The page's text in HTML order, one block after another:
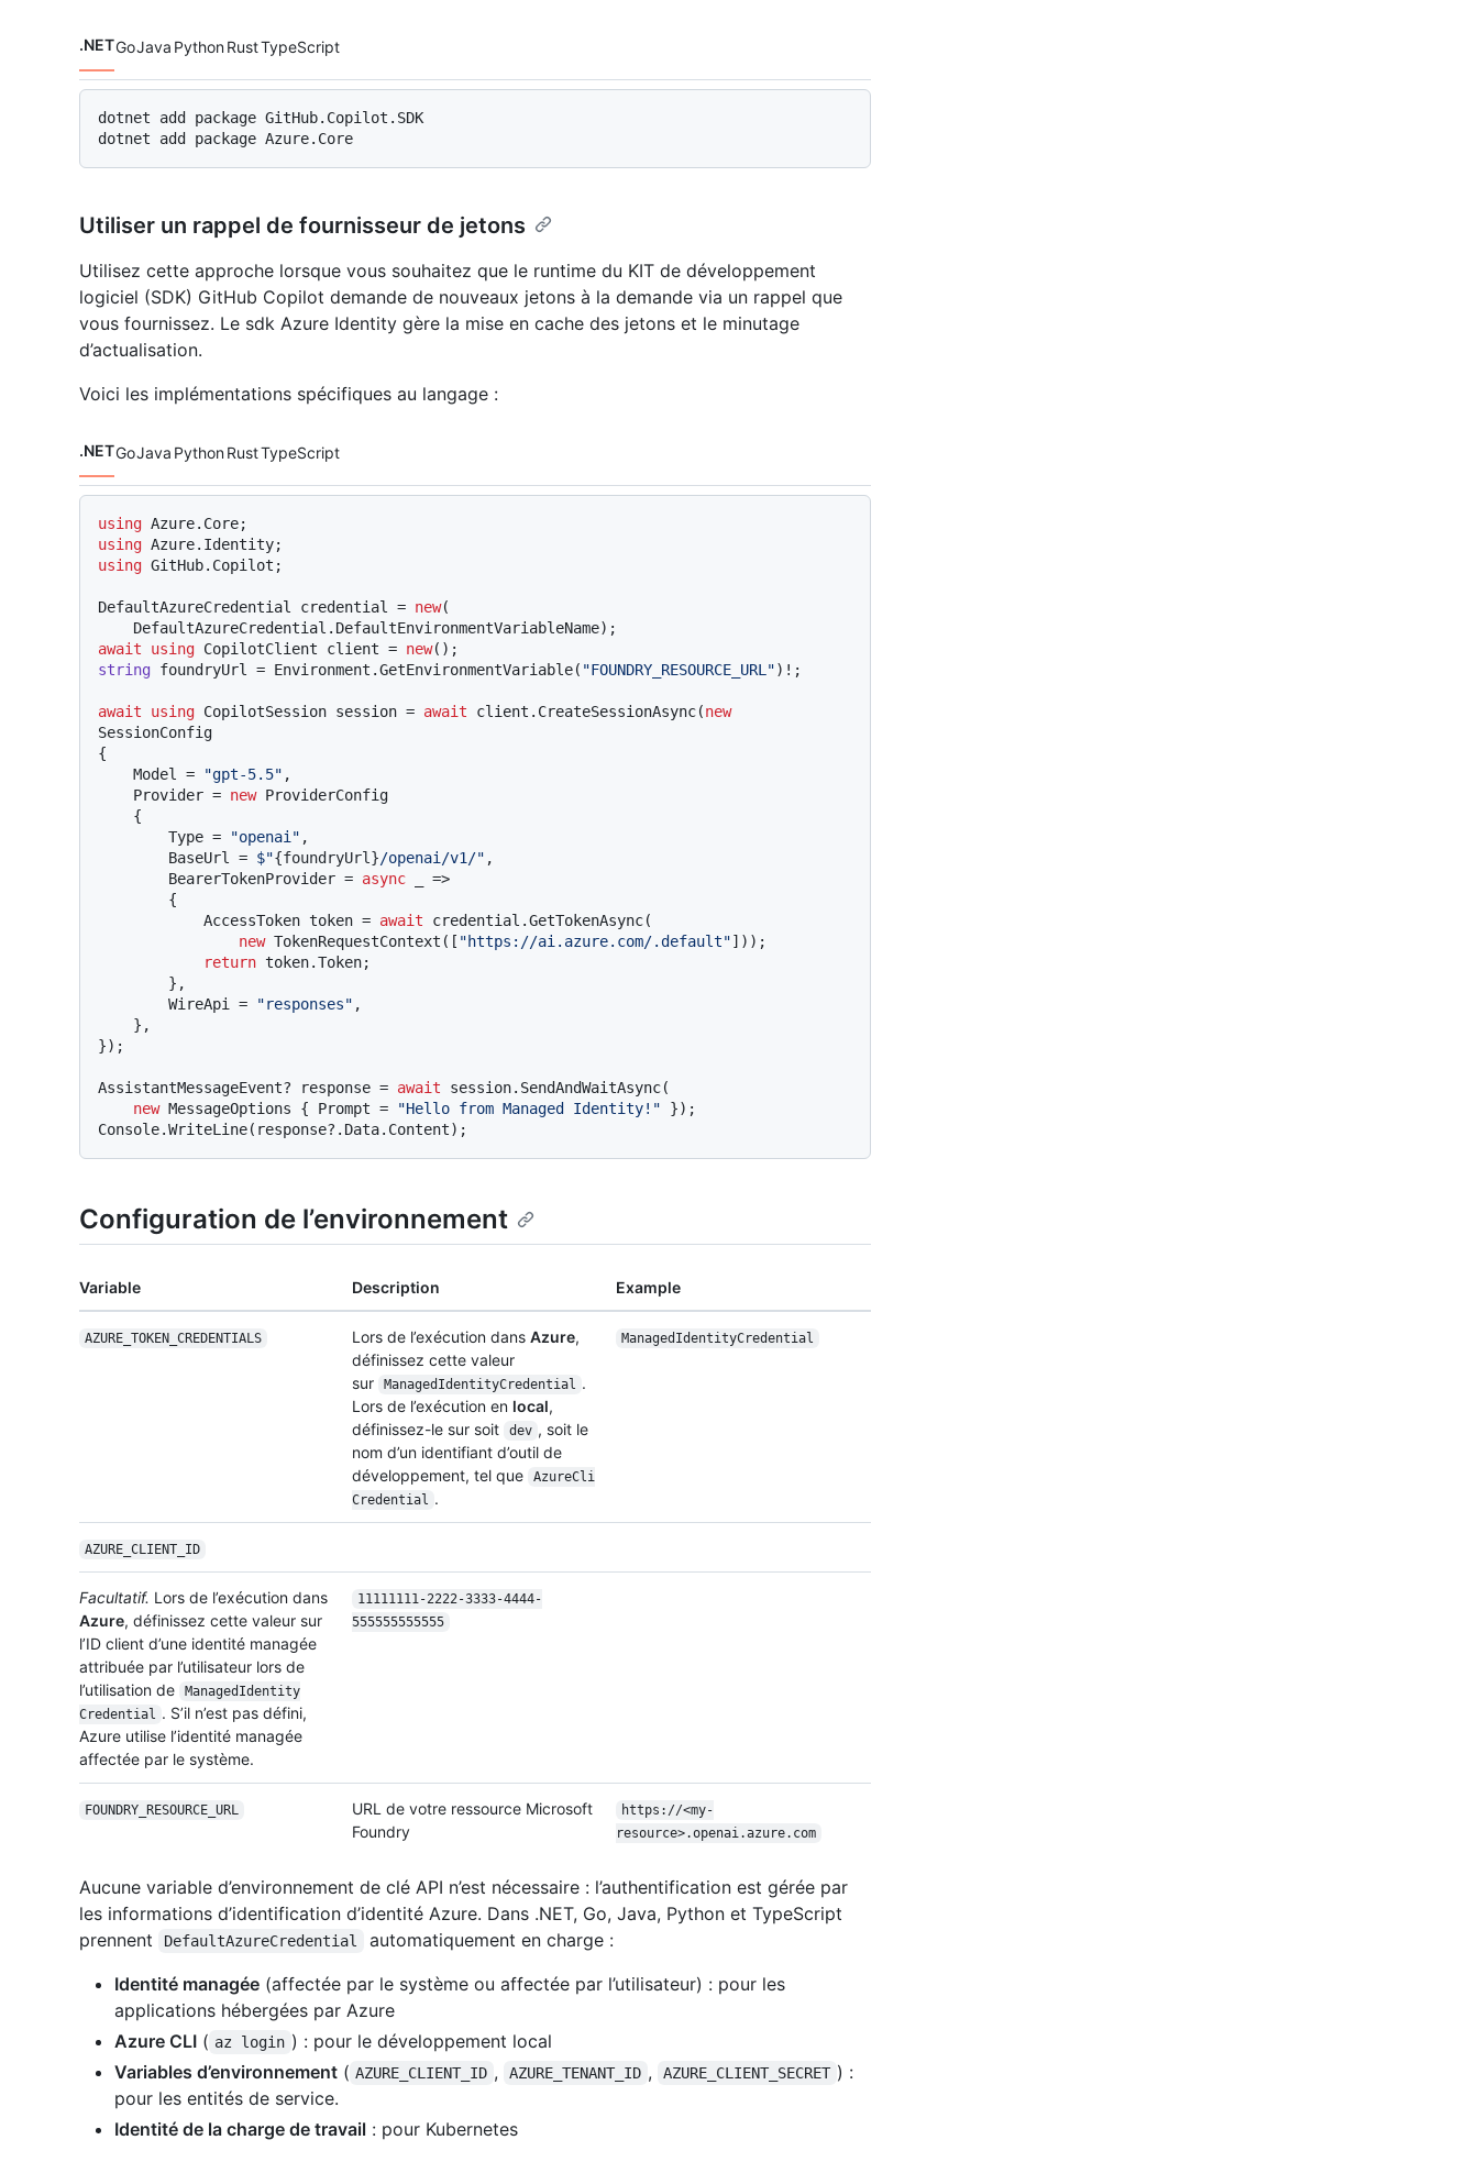
Langages de code navigation
.NETGoJava Python RustTypeScript
dotnet add package GitHub.Copilot.SDK
Utiliser un rappel de fournisseur de jetons
Utilisez cette approche lorsque vous souhaitez que le runtime du KIT de développement
logiciel (SDK) GitHub Copilot demande de nouveaux jetons à la demande via un rappel que
vous fournissez. Le sdk Azure Identity gère la mise en cache des jetons et le minutage
d’actualisation.
Voici les implémentations spécifiques au langage :
Langages de code navigation
.NETGoJava Python RustTypeScript
using
using
using GitHub.Copilot;
DefaultAzureCredential credential = new(
await
using CopilotClient client = new
string foundryUrl = Environment.GetEnvironmentVariable( "FOUNDRY_RESOURCE_URL")!;
await using CopilotSession session = await client.CreateSessionAsync(new
SessionConfig
{
    Model =
"gpt-5.5" ,
    Provider =
new ProviderConfig
        Type =
"openai" ,
        BaseUrl =
$"{foundryUrl}/openai/v1/" ,
        BearerTokenProvider =
async _ =>
            AccessToken token =
await credential.GetTokenAsync(
new TokenRequestContext([ "https://ai.azure.com/.default"]));
return token.Token;
        WireApi =
"responses" ,
});
AssistantMessageEvent? response = await session.SendAndWaitAsync(
new MessageOptions { Prompt = "Hello from Managed Identity!" });
Configuration de l’environnement
Variable Description Example
AZURE_TOKEN_CREDENTIALS Lors de l’exécution dans Azure,
définissez cette valeur
sur
Managed IdentityCredential .
Lors de l’exécution en local,
définissez-le sur soit
dev , soit le
nom d’un identifiant d’outil de
développement, tel que
AzureCli
Credential .
Managed IdentityCredential
AZURE_CLIENT_ID
Facultatif. Lors de l’exécution dans
Azure, définissez cette valeur sur
l’ID client d’une identité managée
attribuée par l’utilisateur lors de
l’utilisation de
Managed Identity
Credential . S’il n’est pas défini,
Azure utilise l’identité managée
affectée par le système.
11111111-2222-3333-4444-
555555555555
FOUNDRY_RESOURCE_ URL
URL de votre ressource Microsoft
Foundry
https://<my-
resource>.openai.azure.com
Aucune variable d’environnement de clé API n’est nécessaire : l’authentification est gérée par
les informations d’identification d’identité Azure. Dans .NET, Go, Java, Python et TypeScript
prennent
DefaultAzureCredential
automatiquement en charge :
Identité managée (affectée par le système ou affectée par l’utilisateur) : pour les
applications hébergées par Azure
Azure CLI ( az login ) : pour le développement local
Variables d’environnement ( AZURE_CLIENT_ID , AZURE_TENANT_ID , AZURE_CLIENT_SECRET ) :
pour les entités de service.
Identité de la charge de travail : pour Kubernetes